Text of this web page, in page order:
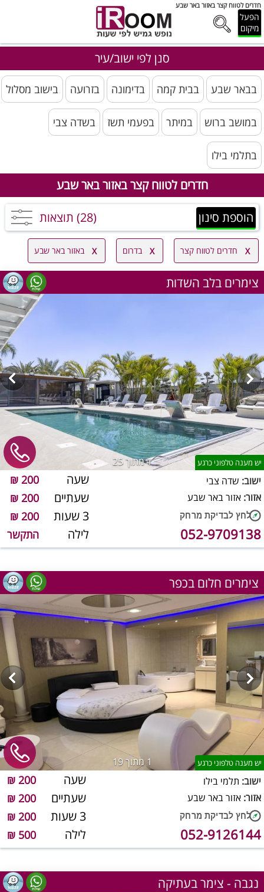
חדרים לטווח קצר באזור באר שבע
הפעל
מיקום
סנן לפי ישוב/עיר
בבאר שבע בבית קמה בדימונה בזרועה בישוב מסלול
במושב ברוש במיתר בפעמי תשז בשדה צבי
בתלמי בילו
חדרים לטווח קצר באזור באר שבע
הוספת סינון (28) תוצאות
חדרים לטווח קצר בדרום באזור באר שבע
צימרים בלב השדות
1מתוך 25 יש מענה טלפוני כרגע
שעה 200 ₪
שעתיים 200 ₪
3 שעות 200 ₪
לילה התקשר
ישוב: שדה צבי
אזור: אזור באר שבע
052-9709138
צימרים חלום בכפר
1מתוך 19 יש מענה טלפוני כרגע
שעה 200 ₪
שעתיים 200 ₪
3 שעות 200 ₪
לילה 500 ₪
ישוב: תלמי בילו
אזור: אזור באר שבע
052-9126144
נגבה - צימר בעתיקה